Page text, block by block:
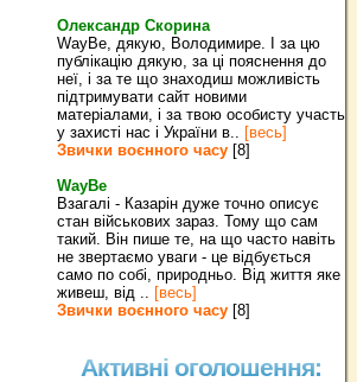
Олександр Скорина
WayBe, дякую, Володимире. І за цю
публікацію дякую, за ці пояснення до
неї, і за те що знаходиш можливість
підтримувати сайт новими
матеріалами, і за твою особисту участь
у захисті нас і України в.. [весь]
Звички воєнного часу [8]
WayBe
Взагалі - Казарін дуже точно описує
стан військових зараз. Тому що сам
такий. Він пише те, на що часто навіть
не звертаємо уваги - це відбується
само по собі, природньо. Від життя яке
живеш, від .. [весь]
Звички воєнного часу [8]
Активні оголошення: